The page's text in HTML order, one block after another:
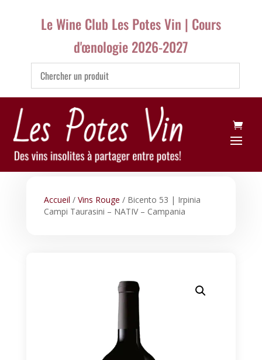
Le Wine Club Les Potes Vin | Cours
d'œnologie 2026-2027
Accueil / Vins Rouge / Bicento 53 | Irpinia
Campi Taurasini – NATIV – Campania